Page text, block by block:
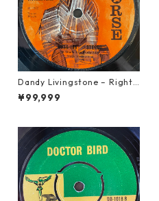
Dandy Livingstone – Right
On Brother【7-21946】
¥99,999